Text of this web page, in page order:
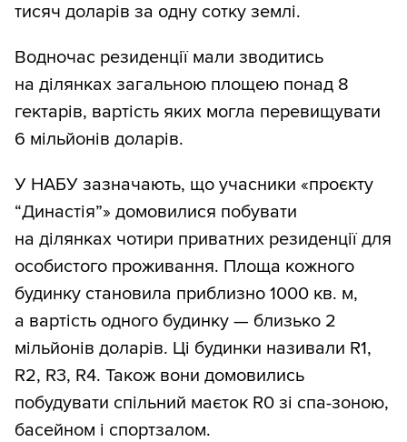
тисяч доларів за одну сотку землі.
Водночас резиденції мали зводитись
на ділянках загальною площею понад 8
гектарів, вартість яких могла перевищувати
6 мільйонів доларів.
У НАБУ зазначають, що учасники «проєкту
“Династія”» домовилися побувати
на ділянках чотири приватних резиденції для
особистого проживання. Площа кожного
будинку становила приблизно 1000 кв. м,
а вартість одного будинку — близько 2
мільйонів доларів. Ці будинки називали R1,
R2, R3, R4. Також вони домовились
побудувати спільний маєток R0 зі спа-зоною,
басейном і спортзалом.